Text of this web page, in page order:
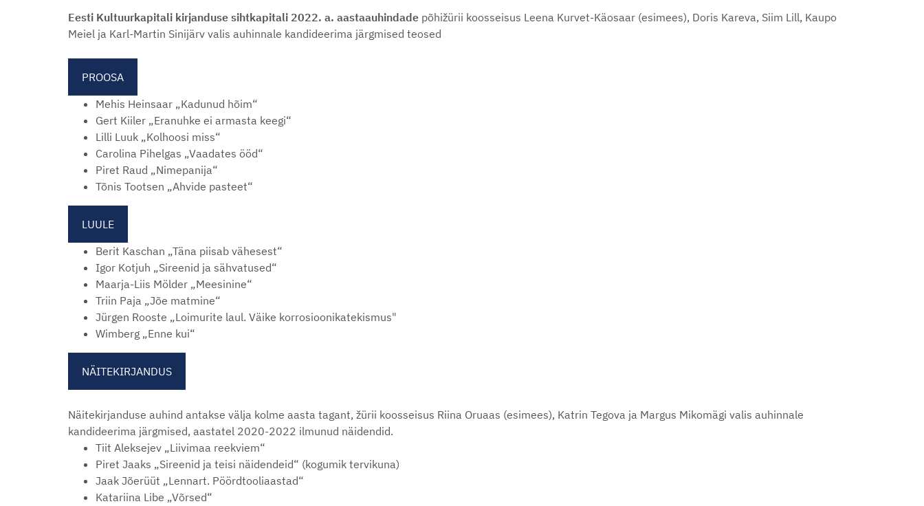
Eesti Kultuurkapitali kirjanduse sihtkapitali 2022. a. aastaauhindade põhižürii koosseisus Leena Kurvet-Käosaar (esimees), Doris Kareva, Siim Lill, Kaupo
Meiel ja Karl-Martin Sinijärv valis auhinnale kandideerima järgmised teosed
PROOSA
Mehis Heinsaar „Kadunud hõim“
Gert Kiiler „Eranuhke ei armasta keegi“
Lilli Luuk „Kolhoosi miss“
Carolina Pihelgas „Vaadates ööd“
Piret Raud „Nimepanija“
Tõnis Tootsen „Ahvide pasteet“
LUULE
Berit Kaschan „Täna piisab vähesest“
Igor Kotjuh „Sireenid ja sähvatused“
Maarja-Liis Mölder „Meesinine“
Triin Paja „Jõe matmine“
Jürgen Rooste „Loimurite laul. Väike korrosioonikatekismus"
Wimberg „Enne kui“
NÄITEKIRJANDUS
Näitekirjanduse auhind antakse välja kolme aasta tagant, žürii koosseisus Riina Oruaas (esimees), Katrin Tegova ja Margus Mikomägi valis auhinnale
kandideerima järgmised, aastatel 2020-2022 ilmunud näidendid.
Tiit Aleksejev „Liivimaa reekviem“
Piret Jaaks „Sireenid ja teisi näidendeid“ (kogumik tervikuna)
Jaak Jõerüüt „Lennart. Pöördtooliaastad“
Katariina Libe „Võrsed“